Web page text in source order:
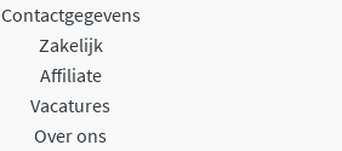
Contactgegevens
Zakelijk
Affiliate
Vacatures
Over ons